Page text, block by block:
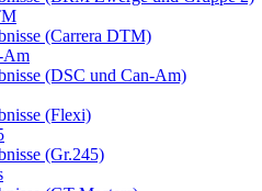
(Carrera DTM)
Am
(DSC und Can-Am)
(Flexi)
(Gr.245)